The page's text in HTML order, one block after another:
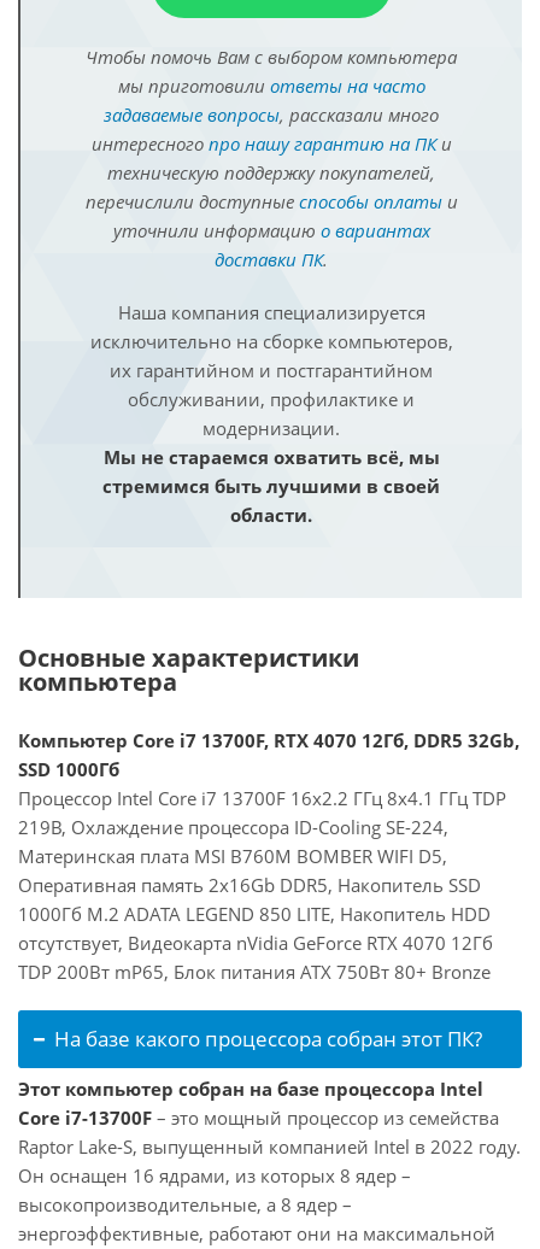
Чтобы помочь Вам с выбором компьютера
мы приготовили ответы на часто
задаваемые вопросы, рассказали много
интересного про нашу гарантию на ПКи
техническую поддержку покупателей,
перечислили доступные способы оплатыи
уточнили информацию о вариантах
доставки ПК.
Наша компания специализируется
исключительно на сборке компьютеров,
их гарантийном и постгарантийном
обслуживании, профилактике и
модернизации.
Мы не стараемся охватить всё, мы
стремимся быть лучшими в своей
области.
Основные характеристики
компьютера
Компьютер Core i7 13700F, RTX 4070 12Гб, DDR5 32Gb,
SSD 1000Гб
Процессор Intel Core i7 13700F 16x2.2 ГГц 8x4.1 ГГц TDP
219В, Охлаждение процессора ID-Cooling SE-224,
Материнская плата MSI B760M BOMBER WIFI D5,
Оперативная память 2x16Gb DDR5, Накопитель SSD
1000Гб M.2 ADATA LEGEND 850 LITE, Накопитель HDD
отсутствует, Видеокарта nVidia GeForce RTX 4070 12Гб
TDP 200Вт mP65, Блок питания ATX 750Вт 80+ Bronze
На базе какого процессора собран этот ПК?
Этот компьютер собран на базе процессора Intel
Core i7-13700F – это мощный процессор из семейства
Raptor Lake-S, выпущенный компанией Intel в 2022 году.
Он оснащен 16 ядрами, из которых 8 ядер –
высокопроизводительные, а 8 ядер –
энергоэффективные, работают они на максимальной